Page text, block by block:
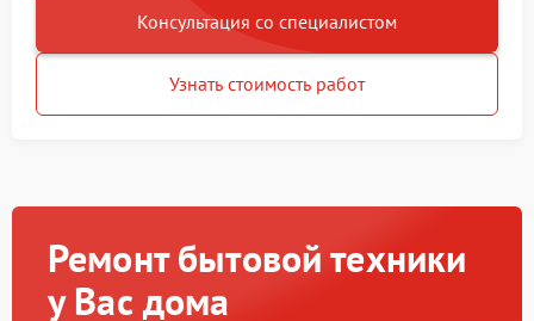
Консультация со специалистом
Узнать стоимость работ
Ремонт бытовой техники
у Вас дома